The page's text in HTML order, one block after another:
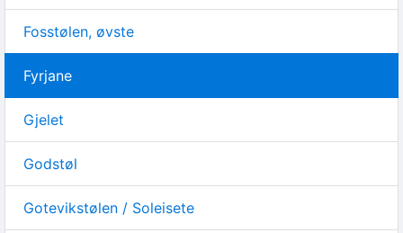
Fosstølen, øvste
Fyrjane
Gjelet
Godstøl
Gotevikstølen / Soleisete